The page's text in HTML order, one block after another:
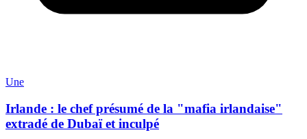
Une
Irlande : le chef présumé de la "mafia irlandaise"
extradé de Dubaï et inculpé